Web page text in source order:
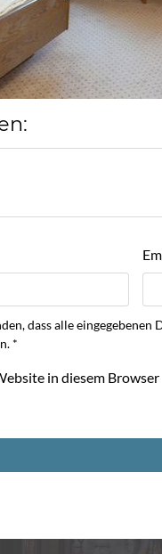
dass alle
*
in diesem